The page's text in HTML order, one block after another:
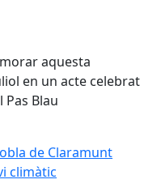
aquesta
en un acte celebrat
Blau
de Claramunt
de Claramunt
climàtic